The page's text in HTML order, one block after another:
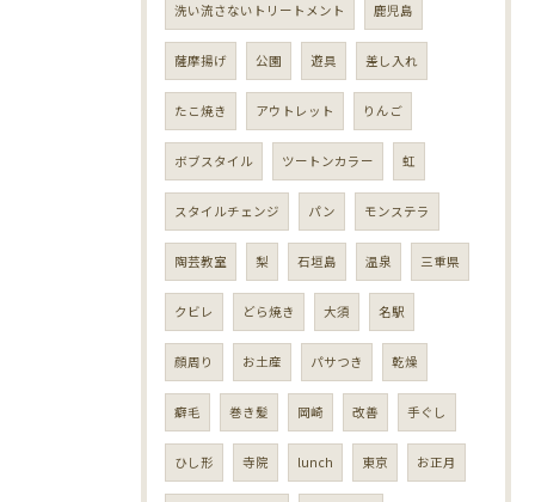
洗い流さないトリートメント 鹿児島
薩摩揚げ 公園 遊具 差し入れ
たこ焼き アウトレット りんご
ボブスタイル ツートンカラー 虹
スタイルチェンジ パン モンステラ
陶芸教室 梨 石垣島 温泉 三重県
クビレ どら焼き 大須 名駅
顔周り お土産 パサつき 乾燥
癖毛 巻き髪 岡崎 改善 手ぐし
ひし形 寺院 lunch 東京 お正月